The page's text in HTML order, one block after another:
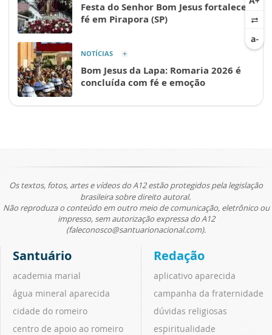
Festa do Senhor Bom Jesus fortalece a
fé em Pirapora (SP)
NOTÍCIAS
Bom Jesus da Lapa: Romaria 2026 é
concluída com fé e emoção
Os textos, fotos, artes e vídeos do A12 estão protegidos pela legislação
brasileira sobre direito autoral.
Não reproduza o conteúdo em outro meio de comunicação, eletrônico ou
impresso, sem autorização expressa do A12
(faleconosco@santuarionacional.com).
Santuário
academia marial
água mineral aparecida
cidade do romeiro
centro de apoio ao romeiro
Redação
aplicativo aparecida
campanha da fraternidade
dúvidas religiosas
espiritualidade